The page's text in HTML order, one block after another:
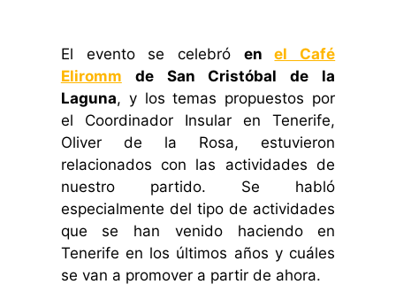
El evento se celebró enel Café
Eliromm de San Cristóbal de la
Laguna, y los temas propuestos por
el Coordinador Insular en Tenerife,
Oliver de la Rosa, estuvieron
relacionados con las actividades de
nuestro partido. Se habló
especialmente del tipo de actividades
que se han venido haciendo en
Tenerife en los últimos años y cuáles
se van a promover a partir de ahora.